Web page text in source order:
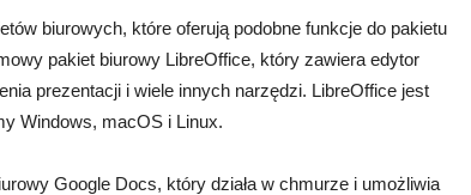
biurowych, które oferują podobne funkcje do pakietu
pakiet biurowy LibreOffice, który zawiera edytor
prezentacji i wiele innych narzędzi. LibreOffice jest
Windows, macOS i Linux.
Google Docs, który działa w chmurze i umożliwia